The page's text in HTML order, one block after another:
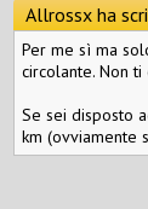
Allrossx ha
Per me sì ma
circolante. Non
Se sei disposto
km (ovviamente